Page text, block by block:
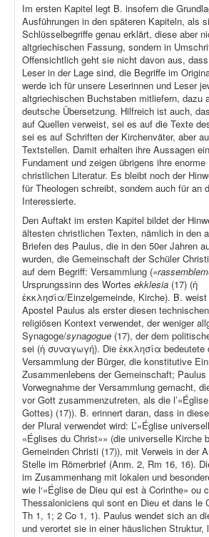
Im ersten Kapitel legt B. insofern die
Ausführungen in den späteren Kapiteln, als
Schlüsselbegriffe genau erklärt, diese aber
altgriechischen Fassung, sondern in
Offensichtlich geht sie nicht davon aus,
Leser in der Lage sind, die Begriffe im
werde ich für unsere Leserinnen und Leser
altgriechischen Buchstaben mitliefern, dazu
deutsche Übersetzung. Hilfreich ist auch,
auf Quellen verweist, sei es auf die Texte
sei es auf Schriften der Kirchenväter, aber
Textstellen. Damit erhalten ihre Aussagen
Fundament und zeigen übrigens ihre
christlichen Literatur. Es bleibt noch der
für Theologen schreibt, sondern auch für an
Interessierte.
Den Auftakt im ersten Kapitel bildet der
ältesten christlichen Texten, nämlich in den
Briefen des Paulus, die in den 50er Jahren
wurden, die Gemeinschaft der Schüler
auf dem Begriff: Versammlung (
Ursprungssinn des Wortes ekklesia (17) (ἡ
ἐκκλησία/Einzelgemeinde, Kirche). B.
Apostel Paulus als erster diesen
religiösen Kontext verwendet, der weniger
Synagoge/synagogue (17), der dem
sei (ἡ συναγωγή). Die ἐκκλησία bedeutete
Versammlung der Bürger, die konstitutive
Zusammenlebens der Gemeinschaft;
Vorwegnahme der Versammlung gemacht,
vor Gott zusammenzutreten, als die
Gottes) (17)). B. erinnert daran, dass in
der Plural verwendet wird: L’«Église
«Églises du Christ»» (die universelle Kirche
Gemeinden Christi (17)), mit Verweis in der
Stelle im Römerbrief (Anm. 2, Rm 16, 16).
im Zusammenhang mit lokalen und
wie l‘«Église de Dieu qui est à Corinthe» ou
Thessaloniciens qui sont en Dieu et dans le
Th 1, 1; 2 Co 1, 1). Paulus wendet sich an
und verortet sie in einer häuslichen Struktur,